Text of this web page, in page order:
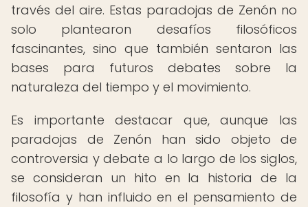
través del aire. Estas paradojas de Zenón no
solo plantearon desafíos filosóficos
fascinantes, sino que también sentaron las
bases para futuros debates sobre la
naturaleza del tiempo y el movimiento.
Es importante destacar que, aunque las
paradojas de Zenón han sido objeto de
controversia y debate a lo largo de los siglos,
se consideran un hito en la historia de la
filosofía y han influido en el pensamiento de